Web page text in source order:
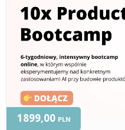
1899,00 PLN